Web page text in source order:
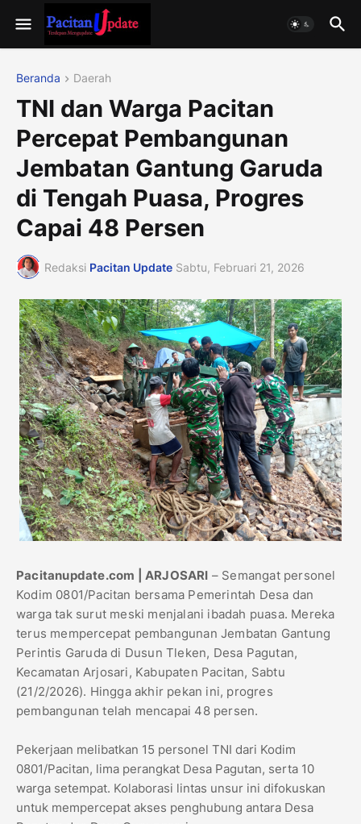
Beranda Daerah
TNI dan Warga Pacitan
Percepat Pembangunan
Jembatan Gantung Garuda
di Tengah Puasa, Progres
Capai 48 Persen
Redaksi Pacitan Update Sabtu, Februari 21, 2026
Pacitanupdate.com | ARJOSARI – Semangat personel
Kodim 0801/Pacitan bersama Pemerintah Desa dan
warga tak surut meski menjalani ibadah puasa. Mereka
terus mempercepat pembangunan Jembatan Gantung
Perintis Garuda di Dusun Tleken, Desa Pagutan,
Kecamatan Arjosari, Kabupaten Pacitan, Sabtu
(21/2/2026). Hingga akhir pekan ini, progres
pembangunan telah mencapai 48 persen.
Pekerjaan melibatkan 15 personel TNI dari Kodim
0801/Pacitan, lima perangkat Desa Pagutan, serta 10
warga setempat. Kolaborasi lintas unsur ini difokuskan
untuk mempercepat akses penghubung antara Desa